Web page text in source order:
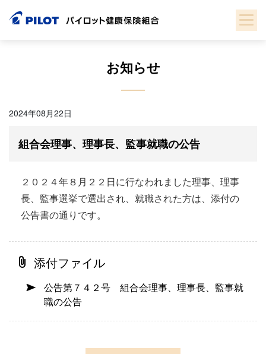
お知らせ
2024年08月22日
組合会理事、理事長、監事就職の公告
２０２４年８月２２日に行なわれました理事、理事
長、監事選挙で選出され、就職された方は、添付の
公告書の通りです。
添付ファイル
公告第７４２号 組合会理事、理事長、監事就
職の公告